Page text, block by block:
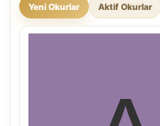
Yeni Okurlar Aktif Okurlar